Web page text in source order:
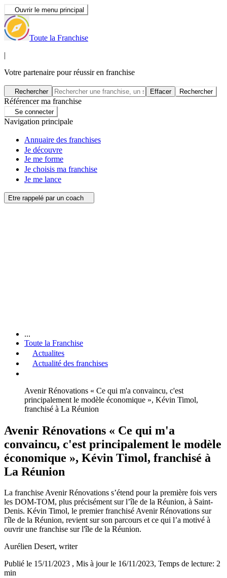
Ouvrir le menu principal
Toute la Franchise
|
Votre partenaire pour réussir en franchise
Rechercher Effacer Rechercher
Référencer ma franchise
Se connecter
Navigation principale
Annuaire des franchises
Je découvre
Je me forme
Je choisis ma franchise
Je me lance
Etre rappelé par un coach
...
Toute la Franchise
Actualites
Actualité des franchises
Avenir Rénovations « Ce qui m'a convaincu, c'est
principalement le modèle économique », Kévin Timol,
franchisé à La Réunion
Avenir Rénovations « Ce qui m'a
convaincu, c'est principalement le modèle
économique », Kévin Timol, franchisé à
La Réunion
La franchise Avenir Rénovations s’étend pour la première fois vers
les DOM-TOM, plus précisément sur l’île de la Réunion, à Saint-
Denis. Kévin Timol, le premier franchisé Avenir Rénovations sur
l'île de la Réunion, revient sur son parcours et ce qui l’a motivé à
ouvrir une franchise sur l'île de la Réunion.
Aurélien Desert, writer
Publié le 15/11/2023 , Mis à jour le 16/11/2023, Temps de lecture: 2
min